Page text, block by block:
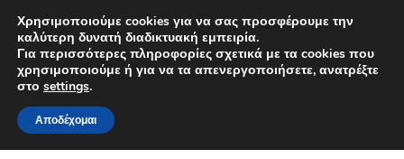
ΑΠΟΣΤΟΛΗ από 7 EUR
Δευτέρα-Παρ. 9 π.μ. - 4 μ.μ.
Απευθείας
μετάβαση
στην
πλοήγηση
Μετάβαση
σε
περιεχόμενο
Αρχική
Χρησιμοποιούμε cookies για να σας προσφέρουμε την
καλύτερη δυνατή διαδικτυακή εμπειρία.
Για περισσότερες πληροφορίες σχετικά με τα cookies που
χρησιμοποιούμε ή για να τα απενεργοποιήσετε, ανατρέξτε
στο settings.
Αποδέχομαι